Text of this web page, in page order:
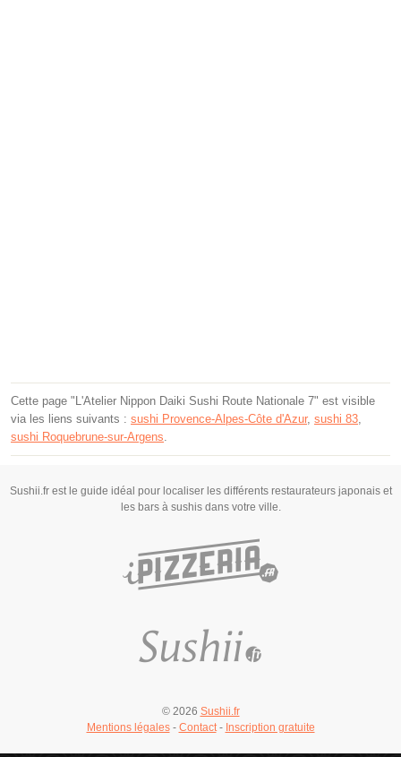
Cette page "L'Atelier Nippon Daiki Sushi Route Nationale 7" est visible
via les liens suivants : sushi Provence-Alpes-Côte d'Azur, sushi 83,
sushi Roquebrune-sur-Argens.
Sushii.fr est le guide idéal pour localiser les différents restaurateurs japonais et
les bars à sushis dans votre ville.
© 2026 Sushii.fr
Mentions légales- Contact- Inscription gratuite